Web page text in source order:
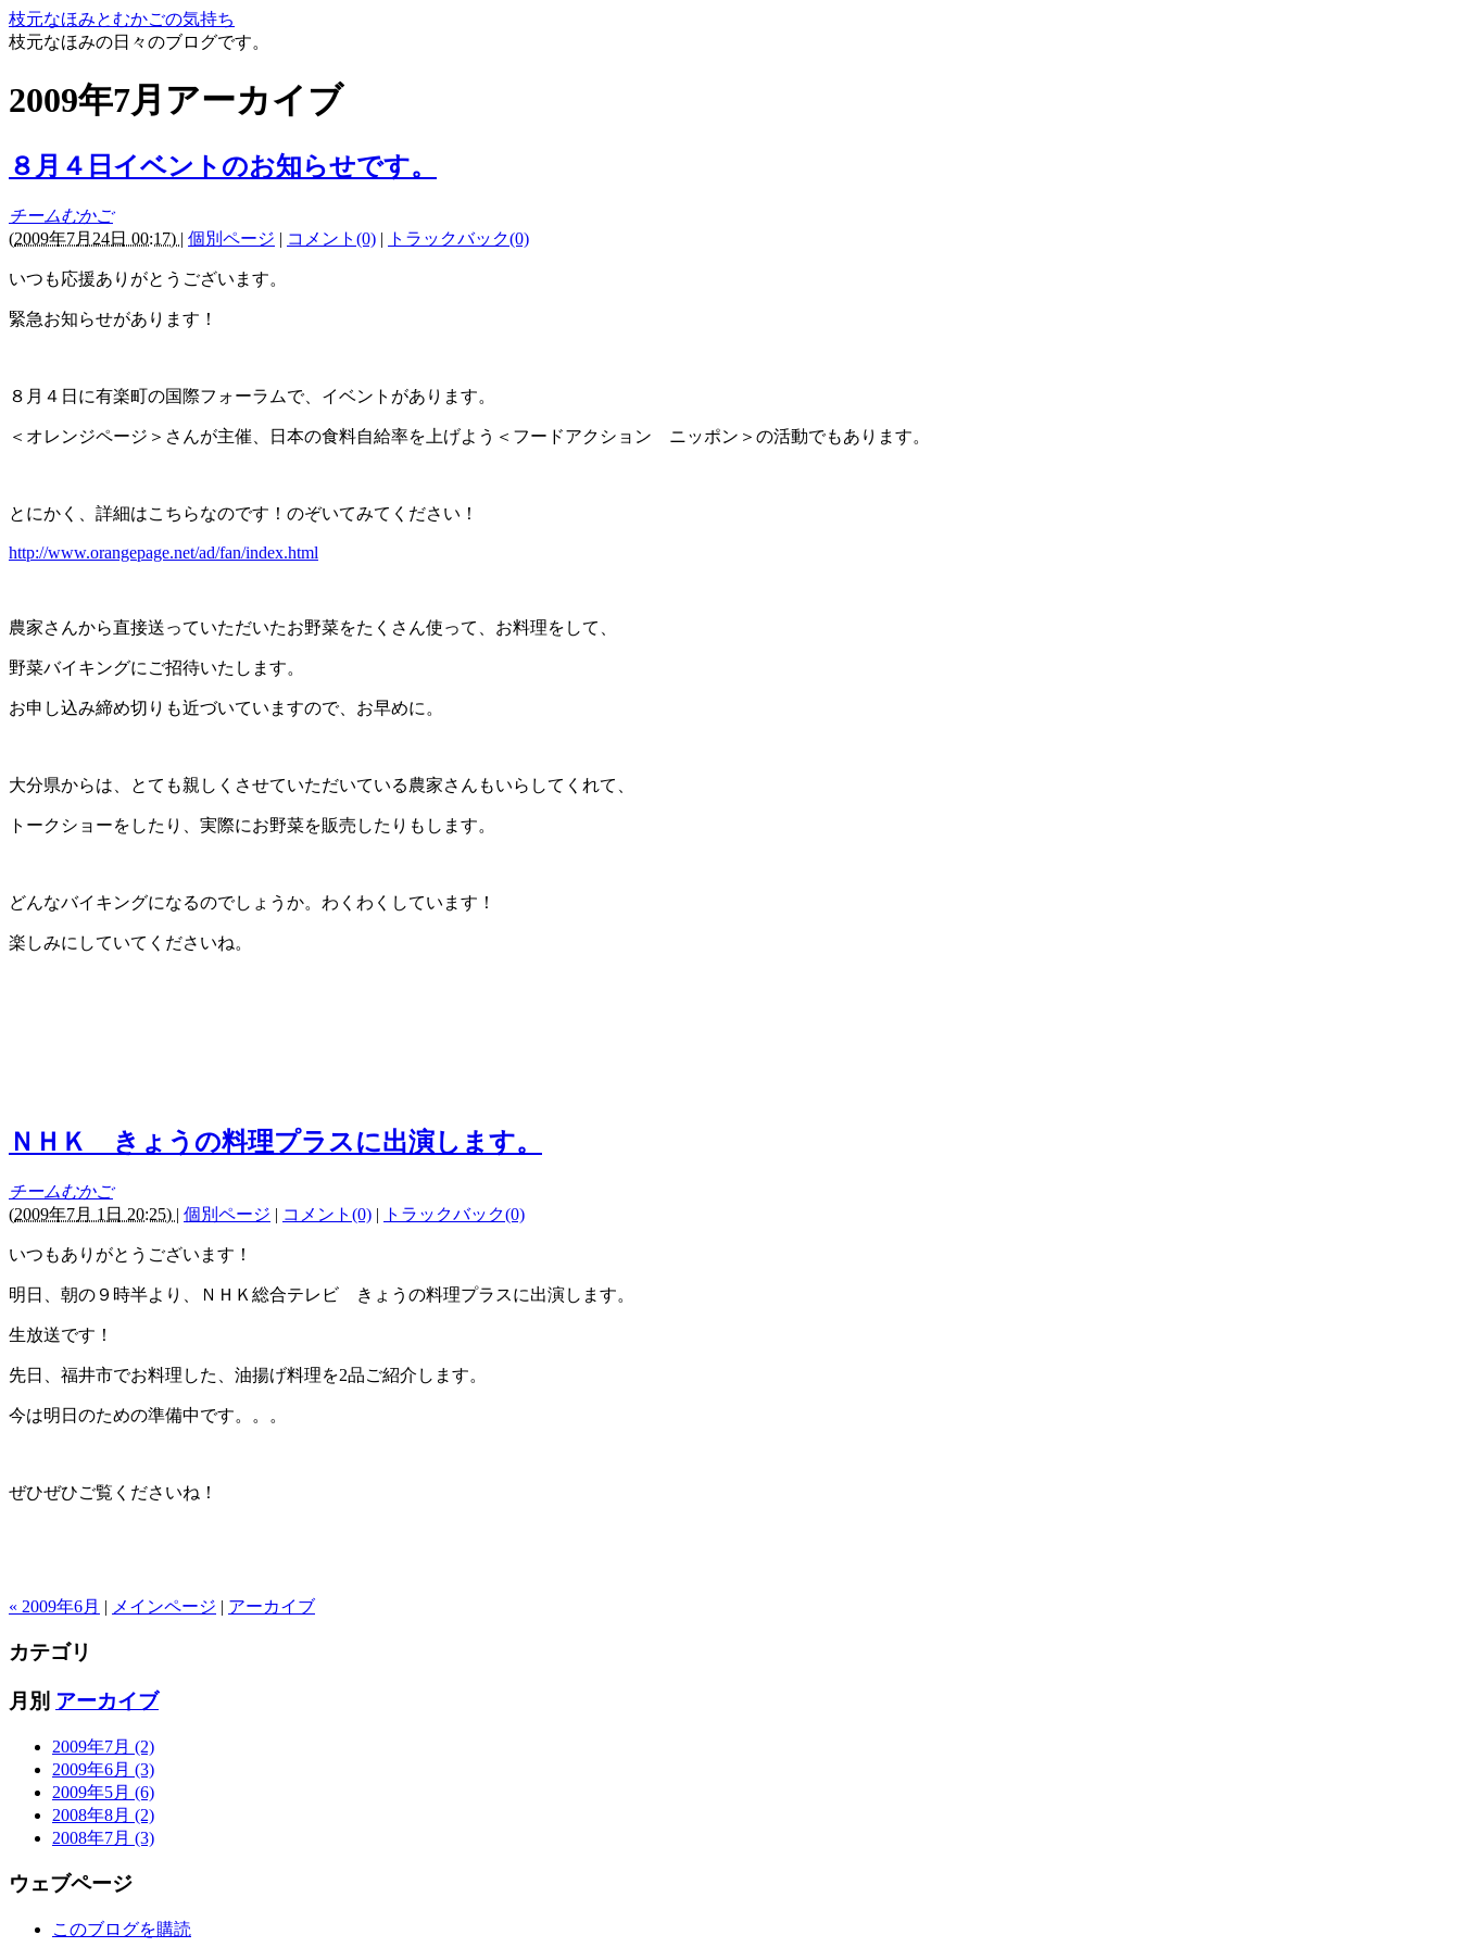
枝元なほみとむかごの気持ち
枝元なほみの日々のブログです。
2009年7月アーカイブ
８月４日イベントのお知らせです。
チームむかご
(2009年7月24日 00:17) | 個別ページ | コメント(0) | トラックバック(0)
いつも応援ありがとうございます。
緊急お知らせがあります！
８月４日に有楽町の国際フォーラムで、イベントがあります。
＜オレンジページ＞さんが主催、日本の食料自給率を上げよう＜フードアクション ニッポン＞の活動でもあります。
とにかく、詳細はこちらなのです！のぞいてみてください！
http://www.orangepage.net/ad/fan/index.html
農家さんから直接送っていただいたお野菜をたくさん使って、お料理をして、
野菜バイキングにご招待いたします。
お申し込み締め切りも近づいていますので、お早めに。
大分県からは、とても親しくさせていただいている農家さんもいらしてくれて、
トークショーをしたり、実際にお野菜を販売したりもします。
どんなバイキングになるのでしょうか。わくわくしています！
楽しみにしていてくださいね。
ＮＨＫ きょうの料理プラスに出演します。
チームむかご
(2009年7月 1日 20:25) | 個別ページ | コメント(0) | トラックバック(0)
いつもありがとうございます！
明日、朝の９時半より、ＮＨＫ総合テレビ きょうの料理プラスに出演します。
生放送です！
先日、福井市でお料理した、油揚げ料理を2品ご紹介します。
今は明日のための準備中です。。。
ぜひぜひご覧くださいね！
« 2009年6月 | メインページ | アーカイブ
カテゴリ
月別 アーカイブ
2009年7月 (2)
2009年6月 (3)
2009年5月 (6)
2008年8月 (2)
2008年7月 (3)
ウェブページ
このブログを購読